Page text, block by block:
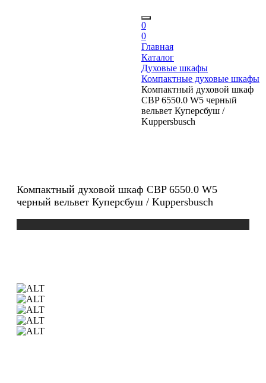
0
0
Главная
Каталог
Духовые шкафы
Компактные духовые шкафы
Компактный духовой шкаф
CBP 6550.0 W5 черный
вельвет Куперсбуш /
Kuppersbusch
Компактный духовой шкаф CBP 6550.0 W5
черный вельвет Куперсбуш / Kuppersbusch